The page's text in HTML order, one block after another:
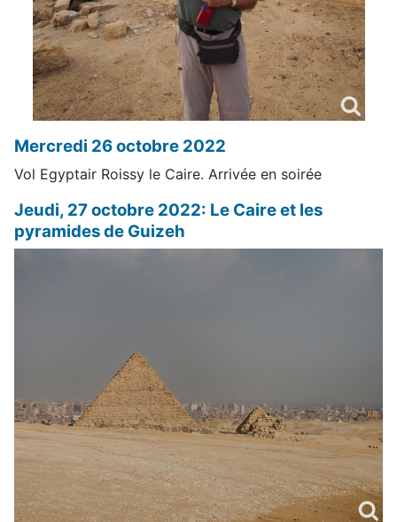
Mercredi 26 octobre 2022
Vol Egyptair Roissy le Caire. Arrivée en soirée
Jeudi, 27 octobre 2022: Le Caire et les
pyramides de Guizeh